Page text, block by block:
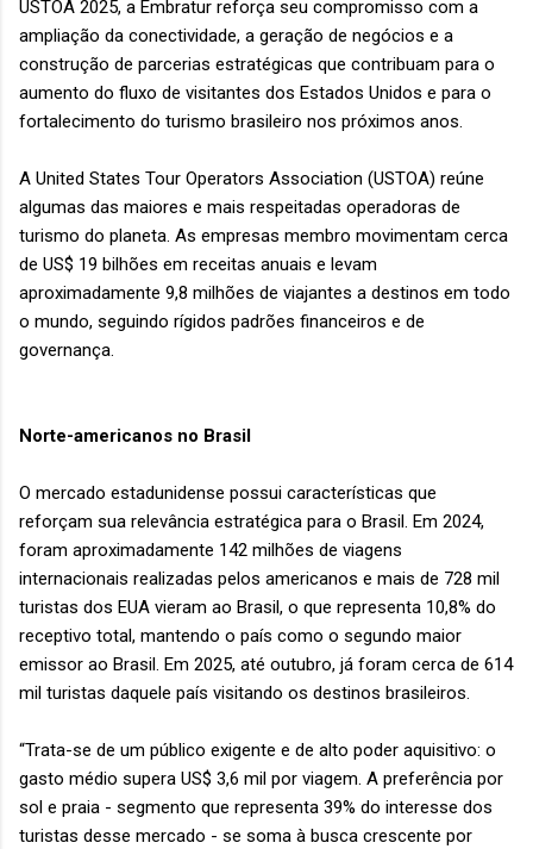
USTOA 2025, a Embratur reforça seu compromisso com a
ampliação da conectividade, a geração de negócios e a
construção de parcerias estratégicas que contribuam para o
aumento do fluxo de visitantes dos Estados Unidos e para o
fortalecimento do turismo brasileiro nos próximos anos.
A United States Tour Operators Association (USTOA) reúne
algumas das maiores e mais respeitadas operadoras de
turismo do planeta. As empresas membro movimentam cerca
de US$ 19 bilhões em receitas anuais e levam
aproximadamente 9,8 milhões de viajantes a destinos em todo
o mundo, seguindo rígidos padrões financeiros e de
governança.
Norte-americanos no Brasil
O mercado estadunidense possui características que
reforçam sua relevância estratégica para o Brasil. Em 2024,
foram aproximadamente 142 milhões de viagens
internacionais realizadas pelos americanos e mais de 728 mil
turistas dos EUA vieram ao Brasil, o que representa 10,8% do
receptivo total, mantendo o país como o segundo maior
emissor ao Brasil. Em 2025, até outubro, já foram cerca de 614
mil turistas daquele país visitando os destinos brasileiros.
“Trata-se de um público exigente e de alto poder aquisitivo: o
gasto médio supera US$ 3,6 mil por viagem. A preferência por
sol e praia - segmento que representa 39% do interesse dos
turistas desse mercado - se soma à busca crescente por